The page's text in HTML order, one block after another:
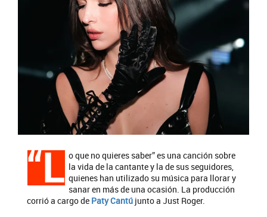
“L o que no quieres saber” es una canción sobre
la vida de la cantante y la de sus seguidores,
quienes han utilizado su música para llorar y
sanar en más de una ocasión. La producción
corrió a cargo de Paty Cantú junto a Just Roger.